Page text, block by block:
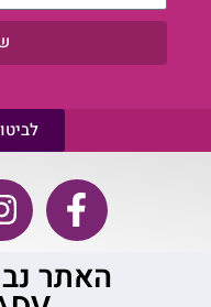
האתר